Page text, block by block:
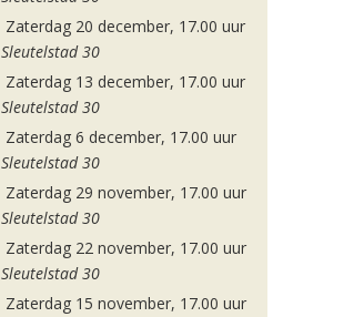
Zaterdag 20 december, 17.00 uur
Sleutelstad 30
Zaterdag 13 december, 17.00 uur
Sleutelstad 30
Zaterdag 6 december, 17.00 uur
Sleutelstad 30
Zaterdag 29 november, 17.00 uur
Sleutelstad 30
Zaterdag 22 november, 17.00 uur
Sleutelstad 30
Zaterdag 15 november, 17.00 uur